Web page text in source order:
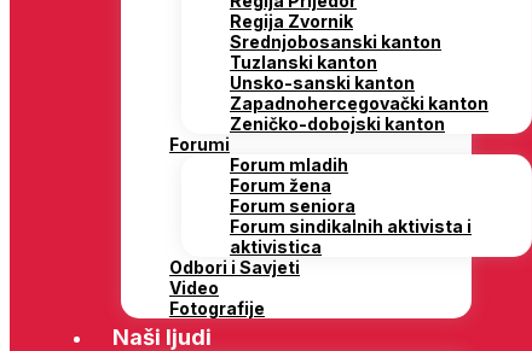
Regija Zvornik
Srednjobosanski kanton
Tuzlanski kanton
Unsko-sanski kanton
Zapadnohercegovački kanton
Zeničko-dobojski kanton
Forumi
Forum mladih
Forum žena
Forum seniora
Forum sindikalnih aktivista i
aktivistica
Odbori i Savjeti
Video
Fotografije
Naši ljudi